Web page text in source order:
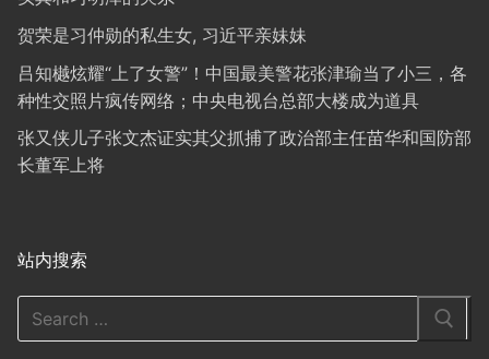
贺荣是习仲勋的私生女, 习近平亲妹妹
吕知樾炫耀“上了女警”！中国最美警花张津瑜当了小三，各
种性交照片疯传网络；中央电视台总部大楼成为道具
张又侠儿子张文杰证实其父抓捕了政治部主任苗华和国防部
长董军上将
站内搜索
Search
for: